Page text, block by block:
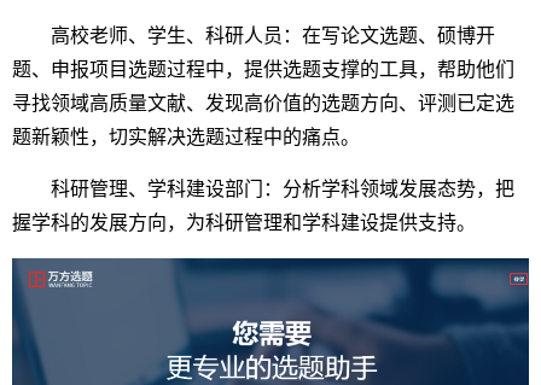
高校老师、学生、科研人员：在写论文选题、硕博开
题、申报项目选题过程中，提供选题支撑的工具，帮助他们
寻找领域高质量文献、发现高价值的选题方向、评测已定选
题新颖性，切实解决选题过程中的痛点。
科研管理、学科建设部门：分析学科领域发展态势，把
握学科的发展方向，为科研管理和学科建设提供支持。